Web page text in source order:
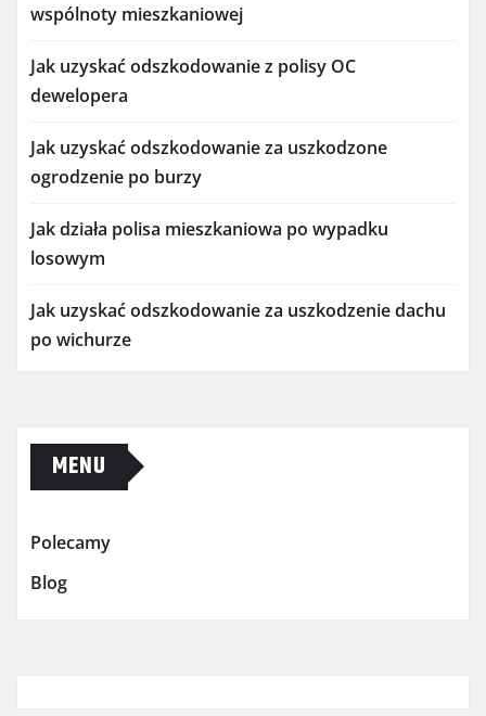
wspólnoty mieszkaniowej
Jak uzyskać odszkodowanie z polisy OC
dewelopera
Jak uzyskać odszkodowanie za uszkodzone
ogrodzenie po burzy
Jak działa polisa mieszkaniowa po wypadku
losowym
Jak uzyskać odszkodowanie za uszkodzenie dachu
po wichurze
MENU
Polecamy
Blog